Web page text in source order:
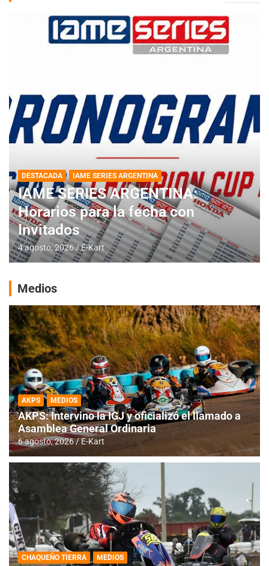
DESTACADA IAME SERIES ARGENTINA
IAME SERIES ARGENTINA:
Horarios para la fecha con
Invitados
4 agosto, 2026 E-Kart
Medios
AKPS MEDIOS
AKPS: Intervino la IGJ y oficializó el llamado a
Asamblea General Ordinaria
6 agosto, 2026 E-Kart
CHAQUEÑO TIERRA MEDIOS